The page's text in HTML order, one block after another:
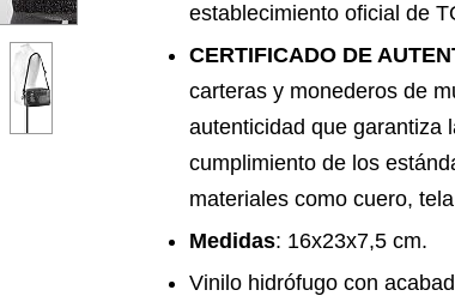
establecimiento oficial de
CERTIFICADO DE
carteras y monederos de
autenticidad que garantiza
cumplimiento de los
materiales como cuero,
Medidas: 16x23x7,5 cm.
Vinilo hidrófugo con